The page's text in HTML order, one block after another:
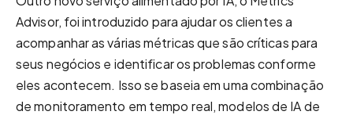
Advisor, foi introduzido para ajudar os clientes a
acompanhar as várias métricas que são críticas para
seus negócios e identificar os problemas conforme
eles acontecem. Isso se baseia em uma combinação
de monitoramento em tempo real, modelos de IA de